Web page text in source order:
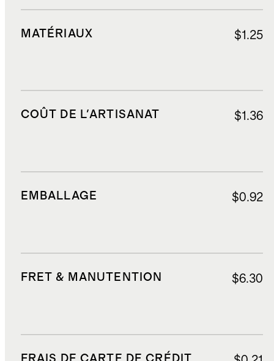
MATÉRIAUX $1.25
COÛT DE L'ARTISANAT $1.36
EMBALLAGE $0.92
FRET & MANUTENTION $6.30